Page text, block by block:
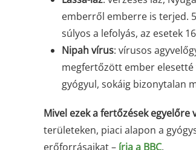
emberről emberre is terjed.
súlyos a lefolyás, az esetek
Nipah vírus: vírusos
megfertőzött ember elesetté
gyógyul, sokáig bizonytalan
Mivel ezek a fertőzések
területeken, piaci alapon a
erőforrásaikat – írja a BBC.